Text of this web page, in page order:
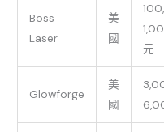
Boss
Laser
美
國
元
Glowforge
美
國